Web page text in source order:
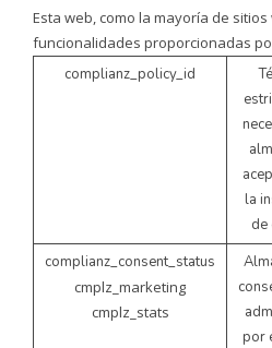
Esta web, como la mayoría de sitios
funcionalidades proporcionadas
complianz_policy_id
la
de
complianz_consent_status
cmplz_marketing
cmplz_stats
por